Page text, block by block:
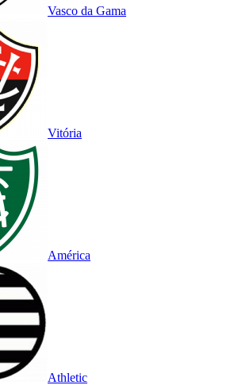
Vasco da Gama
Vitória
América
Athletic